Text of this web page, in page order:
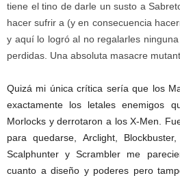
tiene el tino de darle un susto a
hacer sufrir a (y en consecuencia
y aquí lo logró al no regalarles
perdidas. Una absoluta masacre
Quizá mi única crítica sería que los
exactamente los letales enemigos
Morlocks y derrotaron a los X-Men.
para quedarse, Arclight,
Scalphunter y Scrambler me
cuanto a diseño y poderes pero